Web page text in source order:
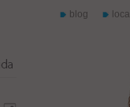
blog